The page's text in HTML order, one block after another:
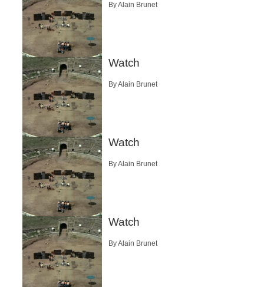
By Alain Brunet
Watch
By Alain Brunet
Watch
By Alain Brunet
Watch
By Alain Brunet